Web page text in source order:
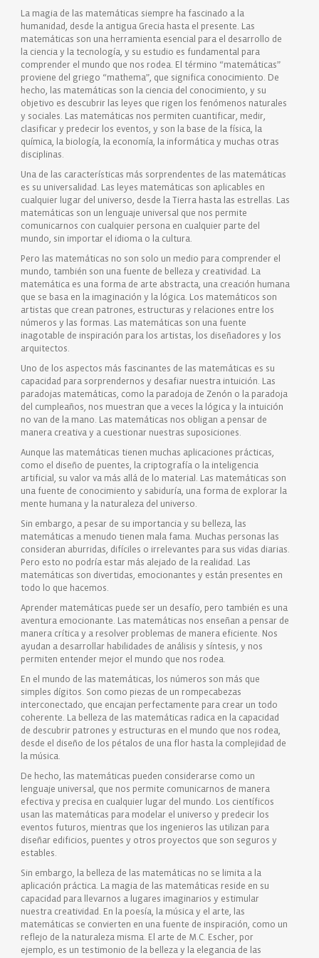
La magia de las matemáticas siempre ha fascinado a la
humanidad, desde la antigua Grecia hasta el presente. Las
matemáticas son una herramienta esencial para el desarrollo de
la ciencia y la tecnología, y su estudio es fundamental para
comprender el mundo que nos rodea. El término “matemáticas”
proviene del griego “mathema”, que significa conocimiento. De
hecho, las matemáticas son la ciencia del conocimiento, y su
objetivo es descubrir las leyes que rigen los fenómenos naturales
y sociales. Las matemáticas nos permiten cuantificar, medir,
clasificar y predecir los eventos, y son la base de la física, la
química, la biología, la economía, la informática y muchas otras
disciplinas.
Una de las características más sorprendentes de las matemáticas
es su universalidad. Las leyes matemáticas son aplicables en
cualquier lugar del universo, desde la Tierra hasta las estrellas. Las
matemáticas son un lenguaje universal que nos permite
comunicarnos con cualquier persona en cualquier parte del
mundo, sin importar el idioma o la cultura.
Pero las matemáticas no son solo un medio para comprender el
mundo, también son una fuente de belleza y creatividad. La
matemática es una forma de arte abstracta, una creación humana
que se basa en la imaginación y la lógica. Los matemáticos son
artistas que crean patrones, estructuras y relaciones entre los
números y las formas. Las matemáticas son una fuente
inagotable de inspiración para los artistas, los diseñadores y los
arquitectos.
Uno de los aspectos más fascinantes de las matemáticas es su
capacidad para sorprendernos y desafiar nuestra intuición. Las
paradojas matemáticas, como la paradoja de Zenón o la paradoja
del cumpleaños, nos muestran que a veces la lógica y la intuición
no van de la mano. Las matemáticas nos obligan a pensar de
manera creativa y a cuestionar nuestras suposiciones.
Aunque las matemáticas tienen muchas aplicaciones prácticas,
como el diseño de puentes, la criptografía o la inteligencia
artificial, su valor va más allá de lo material. Las matemáticas son
una fuente de conocimiento y sabiduría, una forma de explorar la
mente humana y la naturaleza del universo.
Sin embargo, a pesar de su importancia y su belleza, las
matemáticas a menudo tienen mala fama. Muchas personas las
consideran aburridas, difíciles o irrelevantes para sus vidas diarias.
Pero esto no podría estar más alejado de la realidad. Las
matemáticas son divertidas, emocionantes y están presentes en
todo lo que hacemos.
Aprender matemáticas puede ser un desafío, pero también es una
aventura emocionante. Las matemáticas nos enseñan a pensar de
manera crítica y a resolver problemas de manera eficiente. Nos
ayudan a desarrollar habilidades de análisis y síntesis, y nos
permiten entender mejor el mundo que nos rodea.
En el mundo de las matemáticas, los números son más que
simples dígitos. Son como piezas de un rompecabezas
interconectado, que encajan perfectamente para crear un todo
coherente. La belleza de las matemáticas radica en la capacidad
de descubrir patrones y estructuras en el mundo que nos rodea,
desde el diseño de los pétalos de una flor hasta la complejidad de
la música.
De hecho, las matemáticas pueden considerarse como un
lenguaje universal, que nos permite comunicarnos de manera
efectiva y precisa en cualquier lugar del mundo. Los científicos
usan las matemáticas para modelar el universo y predecir los
eventos futuros, mientras que los ingenieros las utilizan para
diseñar edificios, puentes y otros proyectos que son seguros y
estables.
Sin embargo, la belleza de las matemáticas no se limita a la
aplicación práctica. La magia de las matemáticas reside en su
capacidad para llevarnos a lugares imaginarios y estimular
nuestra creatividad. En la poesía, la música y el arte, las
matemáticas se convierten en una fuente de inspiración, como un
reflejo de la naturaleza misma. El arte de M.C. Escher, por
ejemplo, es un testimonio de la belleza y la elegancia de las